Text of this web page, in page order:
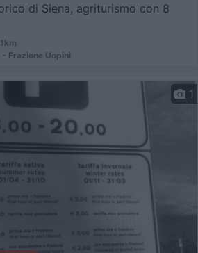
di Siena, agriturismo con 8
Frazione Uopini
1